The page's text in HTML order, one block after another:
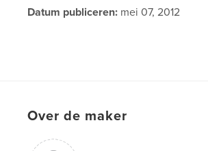
Datum publiceren: mei 07, 2012
Over de maker